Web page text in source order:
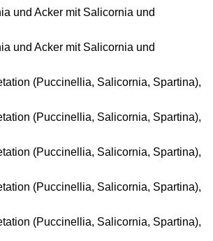
und Acker mit Salicornia und
und Acker mit Salicornia und
(Puccinellia, Salicornia, Spartina),
(Puccinellia, Salicornia, Spartina),
(Puccinellia, Salicornia, Spartina),
(Puccinellia, Salicornia, Spartina),
(Puccinellia, Salicornia, Spartina),